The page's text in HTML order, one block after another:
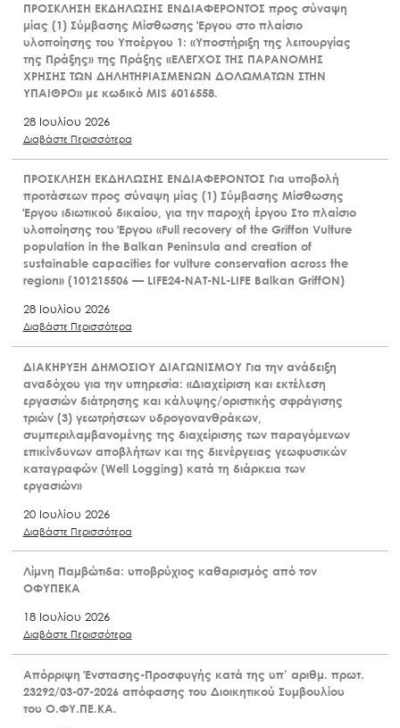
ΠΡΟΣΚΛΗΣΗ ΕΚΔΗΛΩΣΗΣ ΕΝΔΙΑΦΕΡΟΝΤΟΣ προς σύναψη
μίας (1) Σύμβασης Μίσθωσης Έργου στο πλαίσιο
υλοποίησης του Υποέργου 1: «Υποστήριξη της λειτουργίας
της Πράξης» της Πράξης «ΕΛΕΓΧΟΣ ΤΗΣ ΠΑΡΑΝΟΜΗΣ
ΧΡΗΣΗΣ ΤΩΝ ΔΗΛΗΤΗΡΙΑΣΜΕΝΩΝ ΔΟΛΩΜΑΤΩΝ ΣΤΗΝ
ΥΠΑΙΘΡΟ» με κωδικό MIS 6016558.
28 Ιουλίου 2026
Διαβάστε Περισσότερα
ΠΡΟΣΚΛΗΣΗ ΕΚΔΗΛΩΣΗΣ ΕΝΔΙΑΦΕΡΟΝΤΟΣ Για υποβολή
προτάσεων προς σύναψη μίας (1) Σύμβασης Μίσθωσης
Έργου ιδιωτικού δικαίου, για την παροχή έργου Στο πλαίσιο
υλοποίησης του Έργου «Full recovery of the Griffon Vulture
population in the Balkan Peninsula and creation of
sustainable capacities for vulture conservation across the
region» (101215506 — LIFE24-NAT-NL-LIFE Balkan GriffON)
28 Ιουλίου 2026
Διαβάστε Περισσότερα
ΔΙΑΚΗΡΥΞΗ ΔΗΜΟΣΙΟΥ ΔΙΑΓΩΝΙΣΜΟΥ Για την ανάδειξη
αναδόχου για την υπηρεσία: «Διαχείριση και εκτέλεση
εργασιών διάτρησης και κάλυψης/οριστικής σφράγισης
τριών (3) γεωτρήσεων υδρογονανθράκων,
συμπεριλαμβανομένης της διαχείρισης των παραγόμενων
επικίνδυνων αποβλήτων και της διενέργειας γεωφυσικών
καταγραφών (Well Logging) κατά τη διάρκεια των
εργασιών»
20 Ιουλίου 2026
Διαβάστε Περισσότερα
Λίμνη Παμβώτιδα: υποβρύχιος καθαρισμός από τον
ΟΦΥΠΕΚΑ
18 Ιουλίου 2026
Διαβάστε Περισσότερα
Απόρριψη Ένστασης-Προσφυγής κατά της υπ’ αριθμ. πρωτ.
23292/03-07-2026 απόφασης του Διοικητικού Συμβουλίου
του Ο.ΦΥ.ΠΕ.ΚΑ.